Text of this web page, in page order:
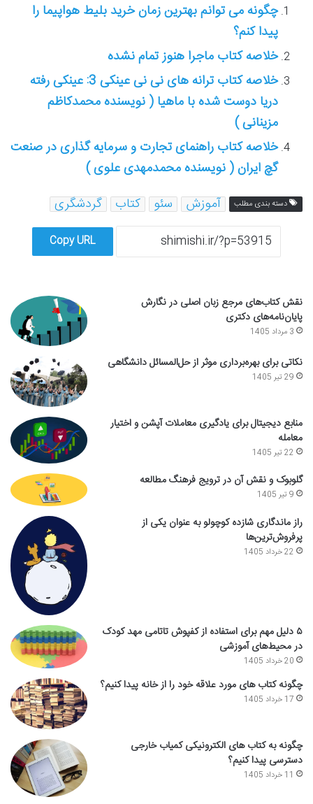
چگونه می توانم بهترین زمان خرید بلیط هواپیما را
پیدا کنم؟
خلاصه کتاب ماجرا هنوز تمام نشده
خلاصه کتاب ترانه های نی نی عینکی 3: عینکی رفته
دریا دوست شده با ماهیا ( نویسنده محمدکاظم
مزینانی )
خلاصه کتاب راهنمای تجارت و سرمایه گذاری در صنعت
گچ ایران ( نویسنده محمدمهدی علوی )
دسته بندی مطلب آموزش سئو کتاب گردشگری
Copy URL
نقش کتاب‌های مرجع زبان اصلی در نگارش
پایان‌نامه‌های دکتری
3 مرداد 1405
نکاتی برای بهره‌برداری موثر از حل‌المسائل دانشگاهی
29 تیر 1405
منابع دیجیتال برای یادگیری معاملات آپشن و اختیار
معامله
22 تیر 1405
گلوبوک و نقش آن در ترویج فرهنگ مطالعه
9 تیر 1405
راز ماندگاری شازده کوچولو به عنوان یکی از
پرفروش‌ترین‌ها
22 خرداد 1405
۵ دلیل مهم برای استفاده از کفپوش تاتامی مهد کودک
در محیط‌های آموزشی
20 خرداد 1405
چگونه کتاب های مورد علاقه خود را از خانه پیدا کنیم؟
17 خرداد 1405
چگونه به کتاب های الکترونیکی کمیاب خارجی
دسترسی پیدا کنیم؟
11 خرداد 1405